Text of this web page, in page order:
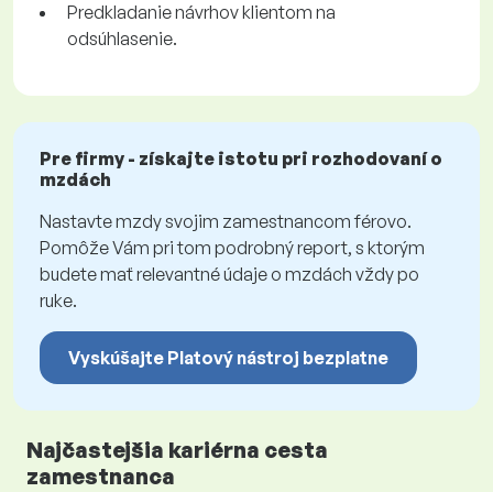
Predkladanie návrhov klientom na
odsúhlasenie.
Pre firmy - získajte istotu pri rozhodovaní o
mzdách
Nastavte mzdy svojim zamestnancom férovo.
Pomôže Vám pri tom podrobný report, s ktorým
budete mať relevantné údaje o mzdách vždy po
ruke.
Vyskúšajte Platový nástroj bezplatne
Najčastejšia kariérna cesta
zamestnanca